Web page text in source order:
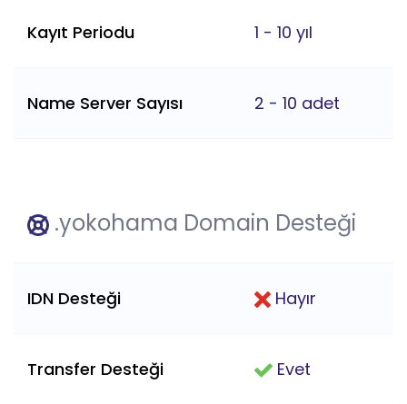
Kayıt Periodu 1 - 10 yıl
Name Server Sayısı 2 - 10 adet
.yokohama Domain Desteği
IDN Desteği Hayır
Transfer Desteği Evet